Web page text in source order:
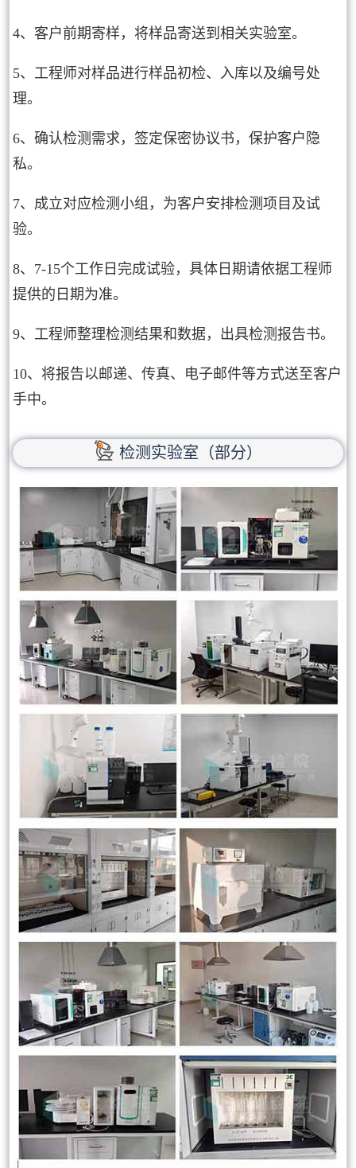
4、客户前期寄样，将样品寄送到相关实验室。
5、工程师对样品进行样品初检、入库以及编号处
理。
6、确认检测需求，签定保密协议书，保护客户隐
私。
7、成立对应检测小组，为客户安排检测项目及试
验。
8、7-15个工作日完成试验，具体日期请依据工程师
提供的日期为准。
9、工程师整理检测结果和数据，出具检测报告书。
10、将报告以邮递、传真、电子邮件等方式送至客户
手中。
检测实验室（部分）